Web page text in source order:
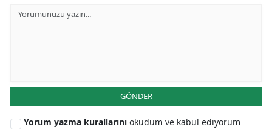
GÖNDER
Yorum yazma kurallarını okudum ve kabul ediyorum